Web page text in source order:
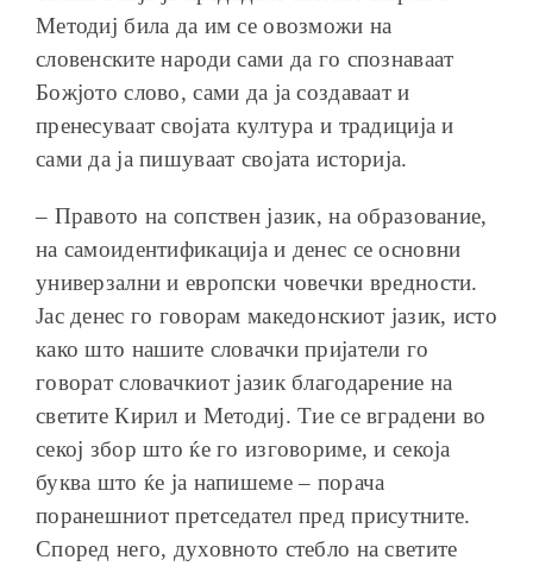
Методиј била да им се овозможи на
словенските народи сами да го спознаваат
Божјото слово, сами да ја создаваат и
пренесуваат својата култура и традиција и
сами да ја пишуваат својата историја.
– Правото на сопствен јазик, на образование,
на самоидентификација и денес се основни
универзални и европски човечки вредности.
Јас денес го говорам македонскиот јазик, исто
како што нашите словачки пријатели го
говорат словачкиот јазик благодарение на
светите Кирил и Методиј. Тие се вградени во
секој збор што ќе го изговориме, и секоја
буква што ќе ја напишеме – порача
поранешниот претседател пред присутните.
Според него, духовното стебло на светите